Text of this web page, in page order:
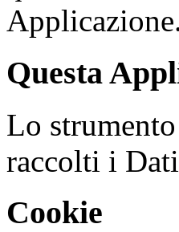
Questa
Lo
raccolti i
Cookie